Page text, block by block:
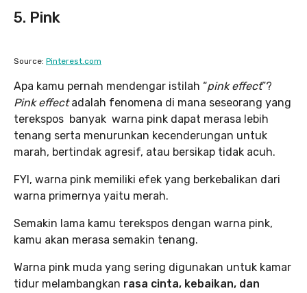
5. Pink
Source: Pinterest.com
Apa kamu pernah mendengar istilah “pink effect”?
Pink effectadalah fenomena di mana seseorang yang
terekspos banyak warna pink dapat merasa lebih
tenang serta menurunkan kecenderungan untuk
marah, bertindak agresif, atau bersikap tidak acuh.
FYI, warna pink memiliki efek yang berkebalikan dari
warna primernya yaitu merah.
Semakin lama kamu terekspos dengan warna pink,
kamu akan merasa semakin tenang.
Warna pink muda yang sering digunakan untuk kamar
tidur melambangkan rasa cinta, kebaikan, dan